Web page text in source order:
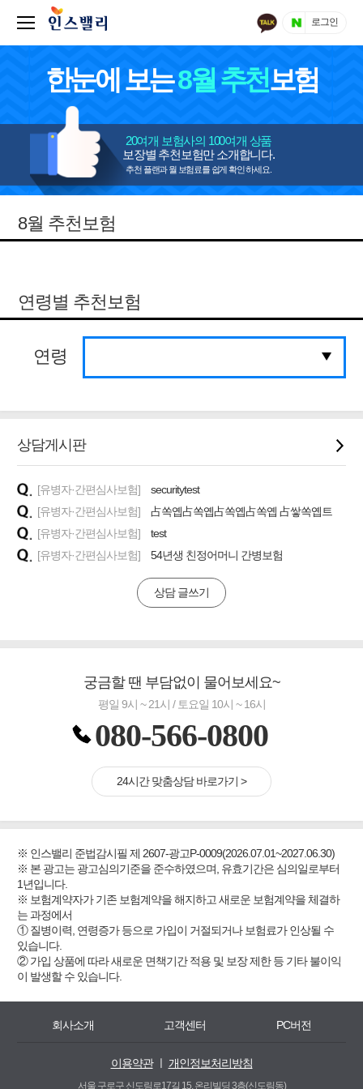
로그인
한눈에 보는8월 추천보험
20여개 보험사의 100여개 상품
보장별 추천보험만 소개합니다.
추천 플랜과 월 보험료를 쉽게 확인 하세요.
8월 추천보험
연령별 추천보험
연령
상담게시판
[유병자·간편심사보험]
securitytest
[유병자·간편심사보험]
占쏙옙占쏙옙占쏙옙占쏙옙 占쌓쏙옙트
[유병자·간편심사보험]
test
[유병자·간편심사보험]
54년생 친정어머니 간병보험
상담 글쓰기
궁금할 땐 부담없이 물어보세요~
평일 9시 ~ 21시 / 토요일 10시 ~ 16시
080-566-0800
24시간 맞춤상담 바로가기 >
※ 인스밸리 준법감시필 제 2607-광고P-0009(2026.07.01~2027.06.30)
※ 본 광고는 광고심의기준을 준수하였으며, 유효기간은 심의일로부터
1년입니다.
※ 보험계약자가 기존 보험계약을 해지하고 새로운 보험계약을 체결하
는 과정에서
① 질병이력, 연령증가 등으로 가입이 거절되거나 보험료가 인상될 수
있습니다.
② 가입 상품에 따라 새로운 면책기간 적용 및 보장 제한 등 기타 불이익
이 발생할 수 있습니다.
회사소개 고객센터 PC버전
이용약관ㅣ 개인정보처리방침
서울 구로구 신도림로17길 15, 온리빌딩 3층(신도림동)